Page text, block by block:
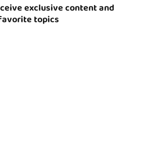
exclusive content and
topics